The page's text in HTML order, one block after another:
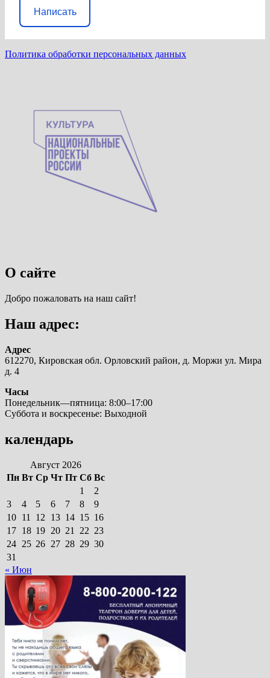
Написать
Политика обработки персональных данных
О сайте
Добро пожаловать на наш сайт!
Наш адрес:
Адрес
612270, Кировская обл. Орловский район, д. Моржи ул. Мира
д. 4
Часы
Понедельник—пятница: 8:00–17:00
Суббота и воскресенье: Выходной
календарь
Август 2026
Пн Вт Ср Чт Пт Сб Вс
1
2
3
4 5 6 7 8
9
10 11 12 13 14 15 16
17 18 19 20 21 22 23
24 25 26 27 28 29 30
31
« Июн